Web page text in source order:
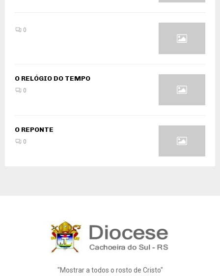
0
O RELÓGIO DO TEMPO
0
O REPONTE
0
"Mostrar a todos o rosto de Cristo"